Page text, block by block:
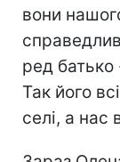
вони
ред батько
Так його
селі, а нас